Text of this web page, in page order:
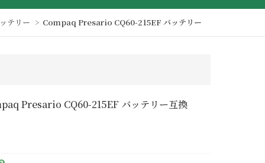
テリー Compaq Presario CQ60-215EF バッテリー
Presario CQ60-215EF バッテリー互換